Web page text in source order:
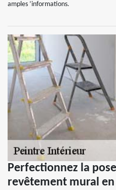
amples ’informations.
Perfectionnez la
revêtement mural en